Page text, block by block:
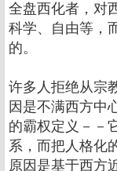
全盘西化者，对
科学、自由等，
的。
许多人拒绝从宗
因是不满西方中
的霸权定义－－
系，而把人格化
原因是基于西方